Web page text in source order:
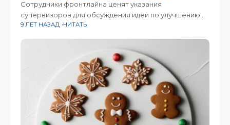
Сотрудники фронтлайна ценят указания
супервизоров для обсуждения идей по улучшению
клиентского опыта, однако более важной считают
рекомендуют руководителям создавать такую
рабочую среду, которая приведет к
9 ЛЕТ НАЗАД ЧИТАТЬ